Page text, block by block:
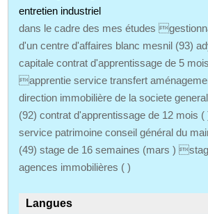
entretien industriel
dans le cadre des mes études
d'un centre d'affaires blanc mesnil (93)
capitale contrat d'apprentissage de 5
apprentie service transfert
direction immobilière de la societe
(92) contrat d'apprentissage de 12 mois
service patrimoine conseil général du
(49) stage de 16 semaines (mars )
agences immobilières ( )
Langues